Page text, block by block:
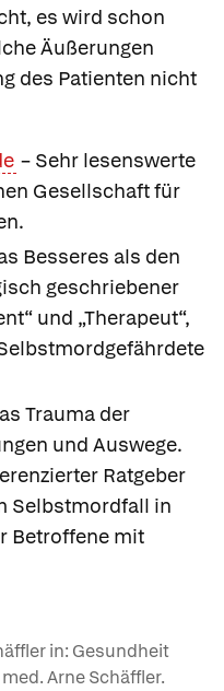
es wird schon
Äußerungen
des Patienten nicht
– Sehr lesenswerte
Gesellschaft für
Besseres als den
geschriebener
und „Therapeut“,
Trauma der
und Auswege.
Ratgeber
Selbstmordfall in
Betroffene mit
in: Gesundheit
Arne Schäffler.